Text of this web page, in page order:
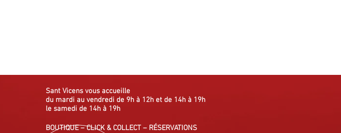
Sant Vicens vous accueille
du mardi au vendredi de 9h à 12h et de 14h à 19h
le samedi de 14h à 19h
BOUTIQUE–CLICK & COLLECT– RÉSERVATIONS